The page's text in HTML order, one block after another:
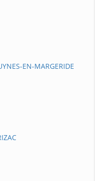
EN-MARGERIDE